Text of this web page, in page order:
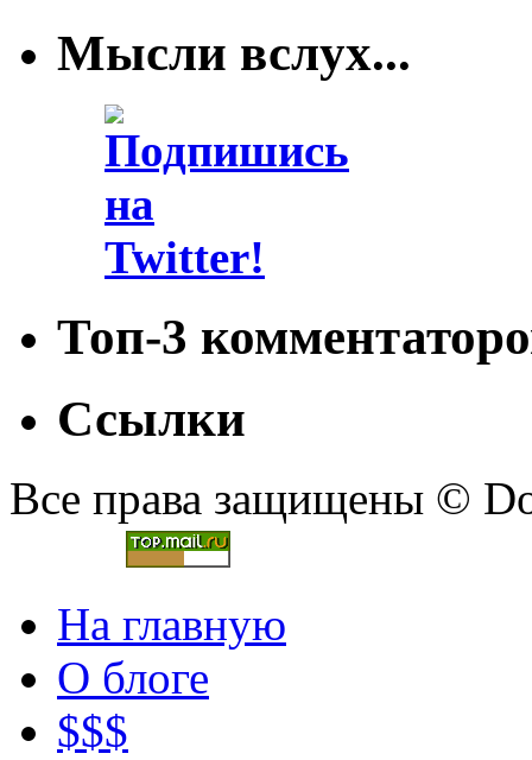
Мысли вслух...
Топ-3
Ссылки
Все права защищены ©
На главную
О блоге
$$$